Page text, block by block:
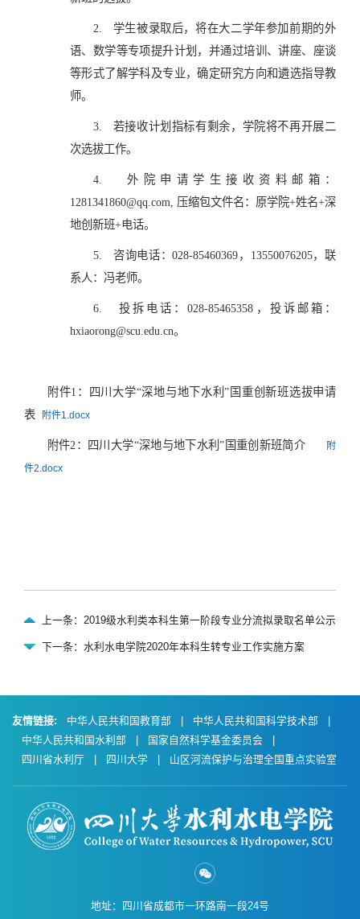
2.
学生被录取后，将在大二学年参加前期的外
语、数学等专项提升计划，并通过培训、讲座、座谈
等形式了解学科及专业，确定研究方向和遴选指导教
师。
3.
若接收计划指标有剩余，学院将不再开展二
次选拔工作。
4.
外院申请学生接收资料邮箱：
1281341860@qq.com, 压缩包文件名：原学院+姓名+深
地创新班+电话。
5.
咨询电话：028-85460369，13550076205，联
系人：冯老师。
6.
投拆电话：028-85465358，投诉邮箱：
hxiaorong@scu.edu.cn。
附件1：四川大学“深地与地下水利”国重创新班选拔申请
表
附件1.docx
附件2：四川大学“深地与地下水利”国重创新班简介
附
件2.docx
上一条：2019级水利类本科生第一阶段专业分流拟录取名单公示
下一条：水利水电学院2020年本科生转专业工作实施方案
友情链接: 中华人民共和国教育部 中华人民共和国科学技术部
中华人民共和国水利部
国家自然科学基金委员会
四川省水利厅
四川大学 山区河流保护与治理全国重点实验室
地址：四川省成都市一环路南一段24号